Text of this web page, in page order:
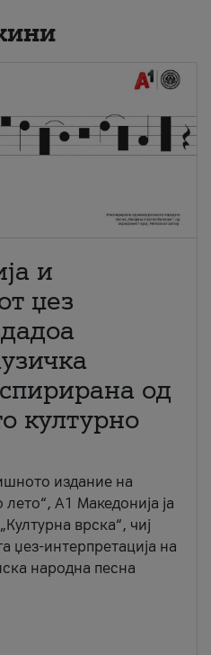
и
џез
од
културно
издание на
А1 Македонија ја
врска“, чиј
џез-интерпретација на
народна песна